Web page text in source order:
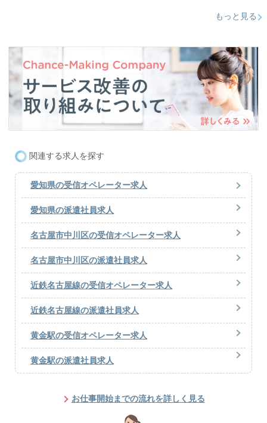
もっと見る
関連する求人を探す
愛知県の受信オペレーター求人
愛知県の派遣社員求人
名古屋市中川区の受信オペレーター求人
名古屋市中川区の派遣社員求人
近鉄名古屋線の受信オペレーター求人
近鉄名古屋線の派遣社員求人
黄金駅の受信オペレーター求人
黄金駅の派遣社員求人
お仕事開始までの流れを詳しく見る